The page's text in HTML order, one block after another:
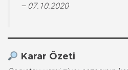
– 07.10.2020
Karar Özeti